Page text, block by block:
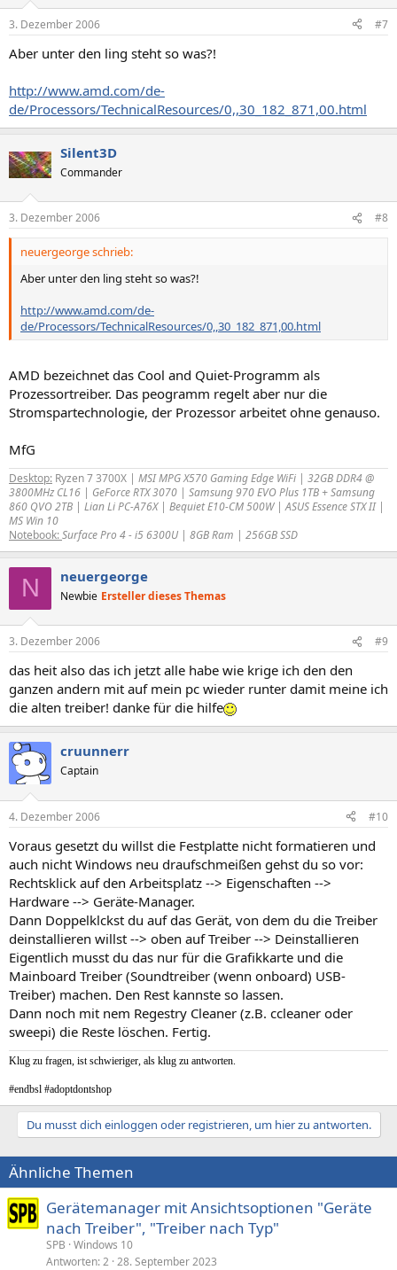
3. Dezember 2006 #7
Aber unter den ling steht so was?!
http://www.amd.com/de-
de/Processors/TechnicalResources/0,,30_182_871,00.html
Silent3D
Commander
3. Dezember 2006 #8
neuergeorge schrieb:
Aber unter den ling steht so was?!
http://www.amd.com/de-
de/Processors/TechnicalResources/0,,30_182_871,00.html
AMD bezeichnet das Cool and Quiet-Programm als
Prozessortreiber. Das peogramm regelt aber nur die
Stromspartechnologie, der Prozessor arbeitet ohne genauso.
MfG
Desktop: Ryzen 7 3700X | MSI MPG X570 Gaming Edge WiFi | 32GB DDR4 @
3800MHz CL16 | GeForce RTX 3070 | Samsung 970 EVO Plus 1TB + Samsung
860 QVO 2TB | Lian Li PC-A76X | Bequiet E10-CM 500W | ASUS Essence STX II |
MS Win 10
Notebook:Surface Pro 4 - i5 6300U | 8GB Ram | 256GB SSD
N neuergeorge
Newbie Ersteller dieses Themas
3. Dezember 2006 #9
das heit also das ich jetzt alle habe wie krige ich den den
ganzen andern mit auf mein pc wieder runter damit meine ich
die alten treiber! danke für die hilfe
cruunnerr
Captain
4. Dezember 2006 #10
Voraus gesetzt du willst die Festplatte nicht formatieren und
auch nicht Windows neu draufschmeißen gehst du so vor:
Rechtsklick auf den Arbeitsplatz --> Eigenschaften -->
Hardware --> Geräte-Manager.
Dann Doppelklckst du auf das Gerät, von dem du die Treiber
deinstallieren willst --> oben auf Treiber --> Deinstallieren
Eigentlich musst du das nur für die Grafikkarte und die
Mainboard Treiber (Soundtreiber (wenn onboard) USB-
Treiber) machen. Den Rest kannste so lassen.
Dann noch mit nem Regestry Cleaner (z.B. ccleaner oder
sweepi) die Reste löschen. Fertig.
Klug zu fragen, ist schwieriger, als klug zu antworten.
#endbsl #adoptdontshop
Du musst dich einloggen oder registrieren, um hier zu antworten.
Ähnliche Themen
Gerätemanager mit Ansichtsoptionen "Geräte
nach Treiber", "Treiber nach Typ"
SPB Windows 10
Antworten 2 28. September 2023